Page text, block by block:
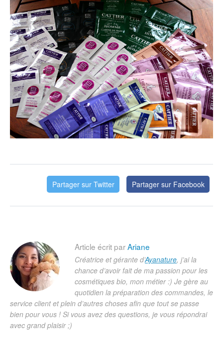
Partager sur Facebook
Partager sur Twitter
Article écrit parAriane
Créatrice et gérante d’Ayanature, j’ai la
chance d’avoir fait de ma passion pour les
cosmétiques bio, mon métier :) Je gère au
quotidien la préparation des commandes, le
service client et plein d’autres choses afin que tout se passe
bien pour vous ! Si vous avez des questions, je vous répondrai
avec grand plaisir ;)